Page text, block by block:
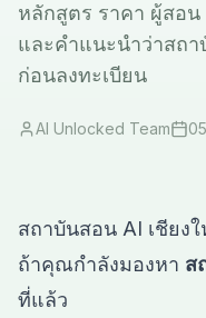
หลักสูตร ราคา ผู้สอน
และคำแนะนำว่าสถ
ก่อนลงทะเบียน
AI Unlocked Team
สถาบันสอน AI เชีย
ถ้าคุณกำลังมองหา ส
ที่แล้ว